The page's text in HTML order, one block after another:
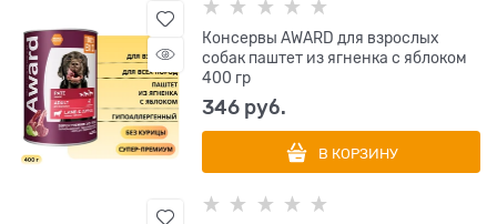
Консервы AWARD для взрослых
собак паштет из ягненка с яблоком
400 гр
346 руб.
В КОРЗИНУ